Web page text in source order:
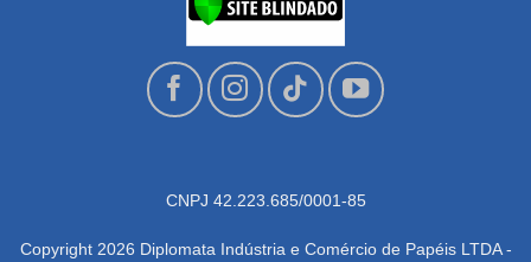
CNPJ 42.223.685/0001-85
Copyright 2026 Diplomata Indústria e Comércio de Papéis LTDA -